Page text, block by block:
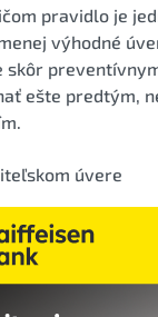
pravidlo je
výhodné
skôr
ešte predtým,
úvere